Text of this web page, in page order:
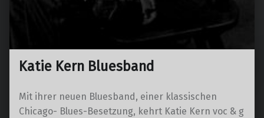
Katie Kern Bluesband
Mit ihrer neuen Bluesband, einer klassischen
Chicago- Blues-Besetzung, kehrt Katie Kern voc & g